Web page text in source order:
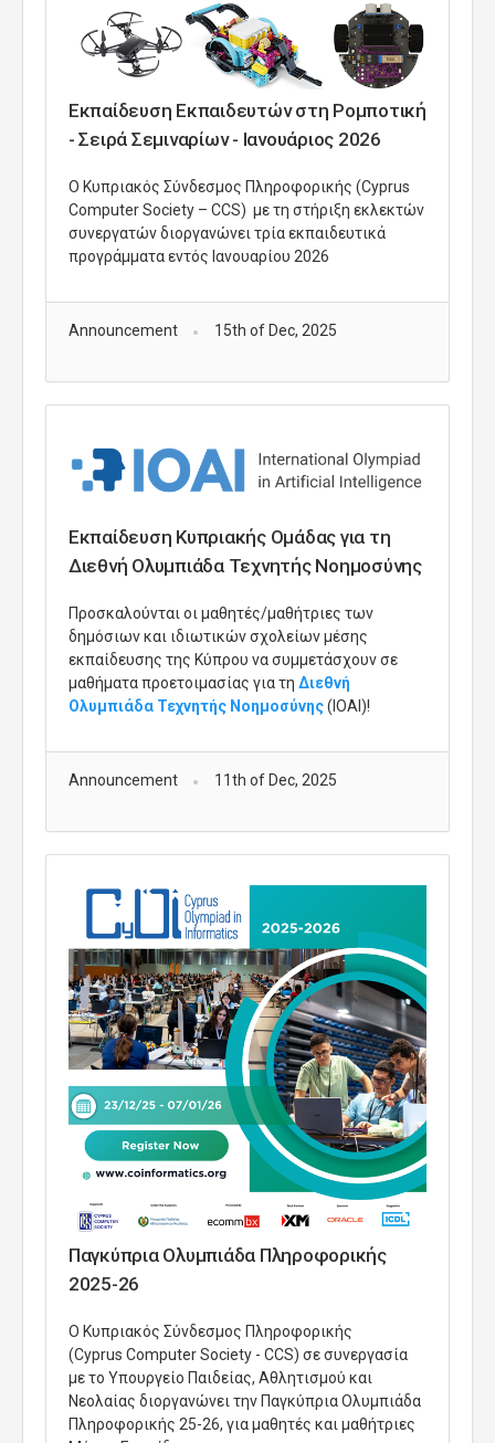
Εκπαίδευση Εκπαιδευτών στη Ρομποτική
- Σειρά Σεμιναρίων - Ιανουάριος 2026
O Κυπριακός Σύνδεσμος Πληροφορικής (Cyprus
Computer Society – CCS) με τη στήριξη εκλεκτών
συνεργατών διοργανώνει τρία εκπαιδευτικά
προγράμματα εντός Ιανουαρίου 2026
Announcement 15th of Dec, 2025
Εκπαίδευση Κυπριακής Ομάδας για τη
Διεθνή Ολυμπιάδα Τεχνητής Νοημοσύνης
Προσκαλούνται οι μαθητές/μαθήτριες των
δημόσιων και ιδιωτικών σχολείων μέσης
εκπαίδευσης της Κύπρου να συμμετάσχουν σε
μαθήματα προετοιμασίας για τη Διεθνή
Ολυμπιάδα Τεχνητής Νοημοσύνης(IOAI)!
Announcement 11th of Dec, 2025
Παγκύπρια Ολυμπιάδα Πληροφορικής
2025-26
Ο Κυπριακός Σύνδεσμος Πληροφορικής
(Cyprus ComputerSociety - CCS) σε συνεργασία
με το Υπουργείο Παιδείας, Αθλητισμού και
Νεολαίας διοργανώνει την Παγκύπρια Ολυμπιάδα
Πληροφορικής 25-26, για μαθητές και μαθήτριες